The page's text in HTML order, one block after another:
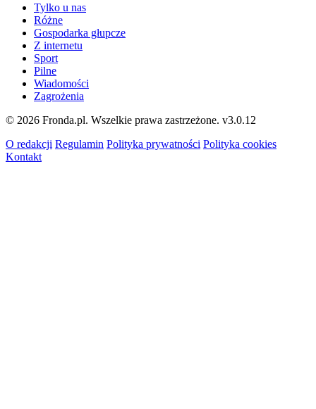
Tylko u nas
Różne
Gospodarka głupcze
Z internetu
Sport
Pilne
Wiadomości
Zagrożenia
© 2026 Fronda.pl. Wszelkie prawa zastrzeżone. v3.0.12
O redakcji Regulamin Polityka prywatności Polityka cookies
Kontakt